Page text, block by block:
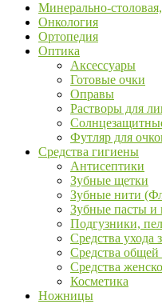
Минерально-
Онкология
Ортопедия
Оптика
Аксессуары
Готовые очки
Оправы
Растворы для
Футляр для
Средства гигиены
Антисептики
Зубные щетки
Зубные нити
Зубные пасты и
Подгузники,
Средства ухода
Средства
Средства
Косметика
Ножницы